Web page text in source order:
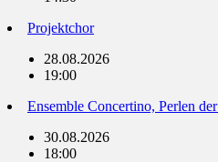
Projektchor
28.08.2026
19:00
Ensemble Concertino, Perlen
30.08.2026
18:00